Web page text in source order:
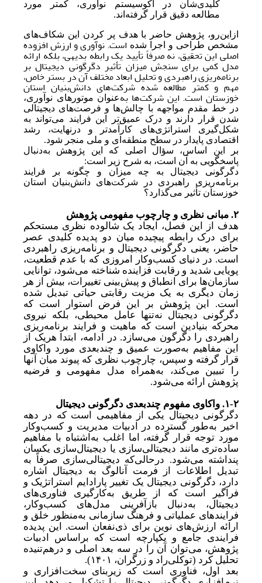
کلیدی‌شان در اکوسیستم نوآوری، کمتر مورد
مطالعه دقیق قرار گرفته‌اند.
از‌این‌رو، پژوهش حاضر با هدف پر کردن این شکاف‌های
مشخص طراحی و اجرا شده است. نوآوری و ارزش افزوده
اصلی این تحقیق، نه صرفاً تأیید یک رابطه بدیهی، بلکه ارائه
مدل کمی برای سنجش میزان تأثیر دگرگونی دیجیتال بر
برنامه‌ریزی راهبردی و تحلیل ابعاد مختلف آن در بستر خاص،
مهم و کمتر مطالعه‌ شده شرکت‌های دانش‌بنیان استان
خوزستان است. این شرکت‌ها بهعنوان موتورهای نوآوری،
در خط مقدم مواجهه با چالش‌ها و فرصت‌های دیجیتالی
شدن قرار دارند و درک عمیق‌تر این فرایند می‌تواند به
شکل‌گیری استراتژی‌های کارآمدتر و درنهایت، رشد
اقتصادی پایدار در سطح منطقه‌ای و ملی منجر شود.
بر این اساس، سؤال اصلی که این پژوهش بهدنبال
پاسخگویی به آن است، به شرح زیر است:
دگرگونی دیجیتال به چه میزان و چگونه بر فرایند
برنامه‌ریزی راهبردی در شرکت‌های دانش‌بنیان استان
خوزستان تأثیر می‌گذارد؟
۲. مبانی نظری و چارچوب مفهومی پژوهش
هدف از این فصل، ایجاد یک شالوده نظری مستحکم
برای درک رابطه پیچیده میان دو پدیده کلیدی عصر
حاضر، یعنی دگرگونی دیجیتال و برنامه‌ریزی راهبردی
است. در دنیای کسب‌وکار امروزی که با عدم قطعیت،
پویایی شدید و رقابت فزاینده شناخته می‌شود، توانایی
سازمان‌ها برای انطباق و پیش‌بینی تغییرات، بیش از هر
زمان دیگری به یک مزیت رقابتی حیاتی تبدیل شده
است. این پژوهش بر این فرض استوار است که
دگرگونی دیجیتال نهتنها عامل محیطی، بلکه نیروی
محرکه بنیادین است که ماهیت و فرایند برنامه‌ریزی
راهبردی را دگرگون می‌سازد. در ادامه، ابتدا هریک از
این مفاهیم بهصورت عمیق و چندبعدی مورد واکاوی
قرار گرفته و سپس، چارچوب نظری که پیوند میان آنها
را تبیین می‌کند، بههمراه مدل مفهومی و فرضیه
پژوهش ارائه می‌‌شود.
۱-۲. واکاوی مفهوم چندبعدی دگرگونی دیجیتال
دگرگونی دیجیتال یکی از مفاهیمی است که در دهه
اخیر بهطور گسترده در ادبیات مدیریت و کسب‌وکار
مورد توجه قرار گرفته، اما اغلب به اشتباه با مفاهیم
ساده‌تری مانند دیجیتالی‌سازی یا دیجیتال‌سازی یکسان
پنداشته می‌شود. درحالی‌که دیجیتالی‌سازی صرفاً به
تبدیل اطلاعات از فرمت آنالوگ به دیجیتال اشاره
دارد، دگرگونی دیجیتال یک تغییر پارادایم استراتژیک و
فراگیر است که از طریق به‌کارگیری فناوری‌های
دیجیتال، بهدنبال بازآفرینی مدل‌های کسب‌وکار،
فرایندهای عملیاتی و فرهنگ سازمانی بهمنظور خلق و
ارائه ارزش‌های نوین برای ذی‌نفعان است. این پدیده
فرایندی جامع و یکپارچه است که براساس ادبیات
پژوهش، می‌توان آن را در سه بعد اصلی و درهم‌تنیده
تحلیل کرد (توکلی‌راد و زرگران، ۱۴۰۱).
بعد اول، فناوری است که زیربنای سخت‌افزاری و